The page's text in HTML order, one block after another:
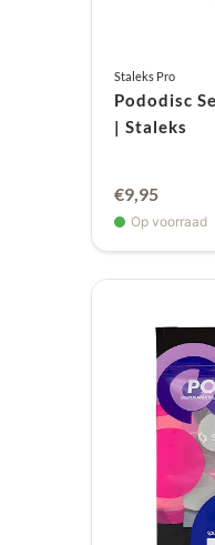
Staleks Pro
Pododisc
| Staleks
€9,95
Op voorraad